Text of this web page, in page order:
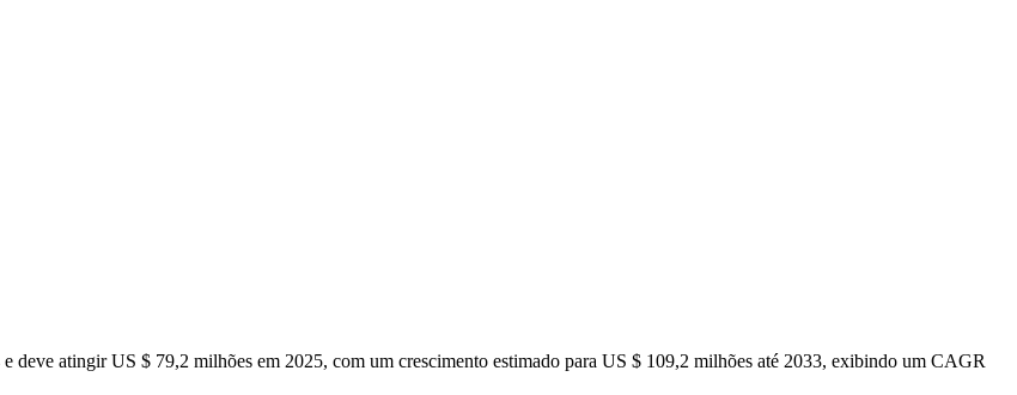
deve atingir US $ 79,2 milhões em 2025, com um crescimento estimado para US $ 109,2 milhões até 2033, exibindo um CAGR